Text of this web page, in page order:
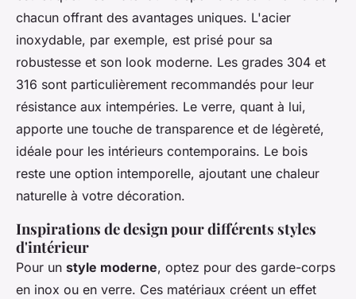
chacun offrant des avantages uniques. L'acier
inoxydable, par exemple, est prisé pour sa
robustesse et son look moderne. Les grades 304 et
316 sont particulièrement recommandés pour leur
résistance aux intempéries. Le verre, quant à lui,
apporte une touche de transparence et de légèreté,
idéale pour les intérieurs contemporains. Le bois
reste une option intemporelle, ajoutant une chaleur
naturelle à votre décoration.
Inspirations de design pour différents styles
d'intérieur
Pour un style moderne, optez pour des garde-corps
en inox ou en verre. Ces matériaux créent un effet